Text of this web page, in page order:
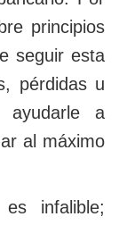
principios
seguir esta
pérdidas u
a
al máximo
infalible;